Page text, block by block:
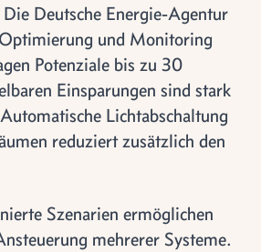
Deutsche Energie-Agentur
und Monitoring
Potenziale bis zu 30
Einsparungen sind stark
Lichtabschaltung
reduziert zusätzlich den
Szenarien ermöglichen
mehrerer Systeme.